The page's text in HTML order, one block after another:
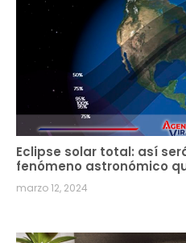
Eclipse solar total: así
fenómeno astronómico
marzo 12, 2024